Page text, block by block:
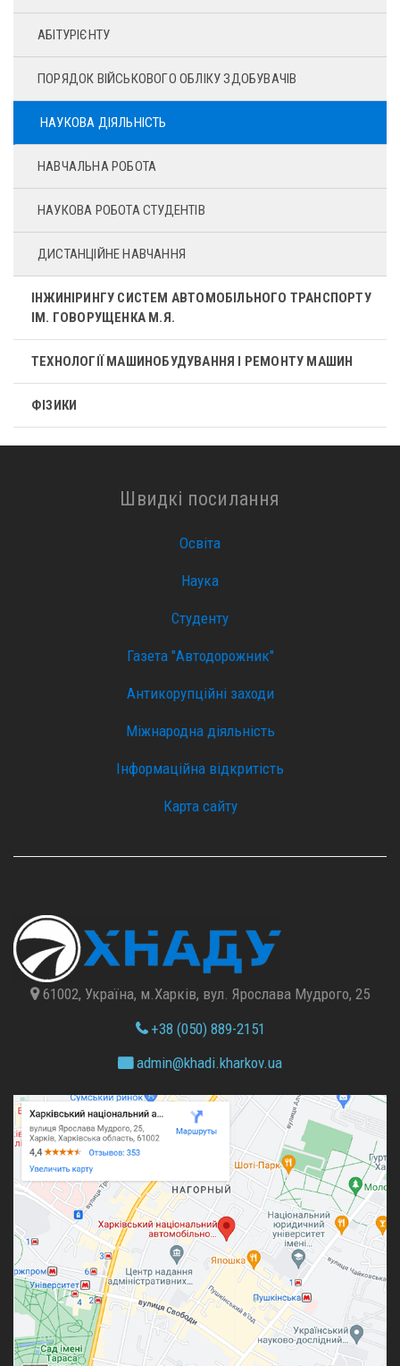
АБІТУРІЄНТУ
ПОРЯДОК ВІЙСЬКОВОГО ОБЛІКУ ЗДОБУВАЧІВ
НАУКОВА ДІЯЛЬНІСТЬ
НАВЧАЛЬНА РОБОТА
НАУКОВА РОБОТА СТУДЕНТІВ
ДИСТАНЦІЙНЕ НАВЧАННЯ
ІНЖИНІРИНГУ СИСТЕМ АВТОМОБІЛЬНОГО ТРАНСПОРТУ
ІМ. ГОВОРУЩЕНКА М.Я.
ТЕХНОЛОГІЇ МАШИНОБУДУВАННЯ І РЕМОНТУ МАШИН
ФІЗИКИ
Швидкі посилання
Освіта
Наука
Студенту
Газета "Автодорожник"
Антикорупційні заходи
Міжнародна діяльність
Інформаційна відкритість
Карта сайту
61002, Україна, м.Харків, вул. Ярослава Мудрого, 25
+38 (050) 889-2151
admin@khadi.kharkov.ua